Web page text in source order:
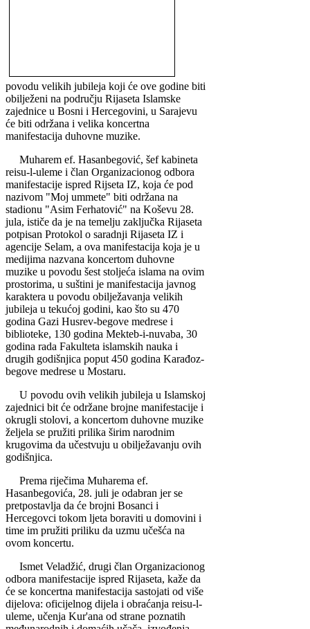
povodu velikih jubileja koji će ove godine biti
obilježeni na području Rijaseta Islamske
zajednice u Bosni i Hercegovini, u Sarajevu
će biti održana i velika koncertna
manifestacija duhovne muzike.
Muharem ef. Hasanbegović, šef kabineta
reisu-l-uleme i član Organizacionog odbora
manifestacije ispred Rijseta IZ, koja će pod
nazivom "Moj ummete" biti održana na
stadionu "Asim Ferhatović" na Koševu 28.
jula, ističe da je na temelju zaključka Rijaseta
potpisan Protokol o saradnji Rijaseta IZ i
agencije Selam, a ova manifestacija koja je u
medijima nazvana koncertom duhovne
muzike u povodu šest stoljeća islama na ovim
prostorima, u suštini je manifestacija javnog
karaktera u povodu obilježavanja velikih
jubileja u tekućoj godini, kao što su 470
godina Gazi Husrev-begove medrese i
biblioteke, 130 godina Mekteb-i-nuvaba, 30
godina rada Fakulteta islamskih nauka i
drugih godišnjica poput 450 godina Karađoz-
begove medrese u Mostaru.
U povodu ovih velikih jubileja u Islamskoj
zajednici bit će održane brojne manifestacije i
okrugli stolovi, a koncertom duhovne muzike
željela se pružiti prilika širim narodnim
krugovima da učestvuju u obilježavanju ovih
godišnjica.
Prema riječima Muharema ef.
Hasanbegovića, 28. juli je odabran jer se
pretpostavlja da će brojni Bosanci i
Hercegovci tokom ljeta boraviti u domovini i
time im pružiti priliku da uzmu učešća na
ovom koncertu.
Ismet Veladžić, drugi član Organizacionog
odbora manifestacije ispred Rijaseta, kaže da
će se koncertna manifestacija sastojati od više
dijelova: oficijelnog dijela i obraćanja reisu-l-
uleme, učenja Kur'ana od strane poznatih